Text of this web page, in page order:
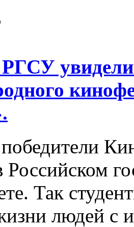
РГСУ
Российском
Так
людей с